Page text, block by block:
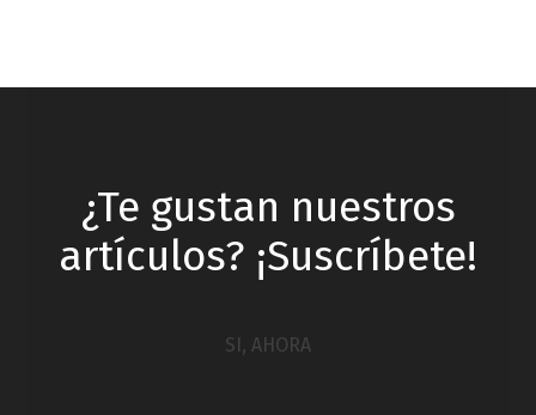
¿Te gustan nuestros
artículos? ¡Suscríbete!
SI, AHORA